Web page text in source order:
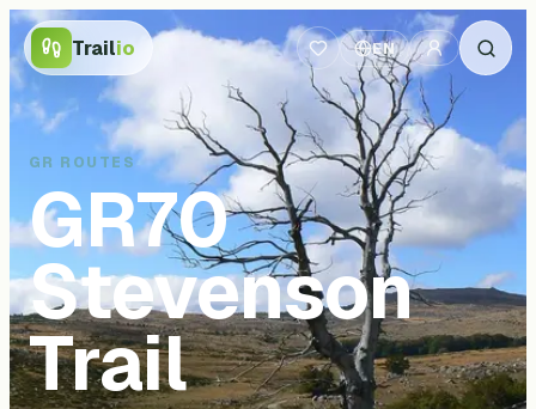
Trailio EN
GR ROUTES
GR70
Stevenson
Trail